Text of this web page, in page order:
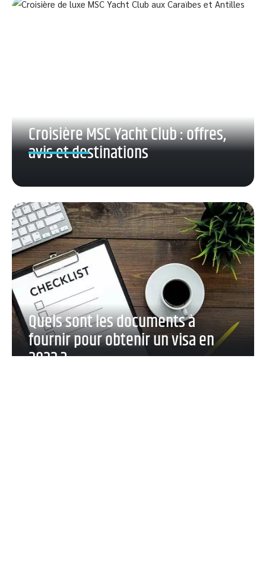
Croisière MSC Yacht Club : offres,
avis et destinations
Quels sont les documents à
fournir pour obtenir un visa en
2022 ?